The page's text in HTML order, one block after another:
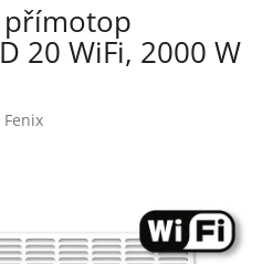
přímotop
20 WiFi, 2000 W
Fenix